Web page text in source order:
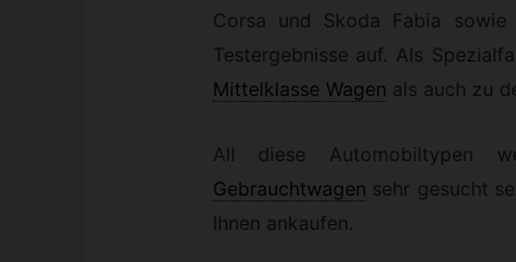
Corsa und Skoda Fabia
Testergebnisse auf. Als
Mittelklasse Wagen als auch zu
All diese Automobiltypen
Gebrauchtwagen sehr gesucht
Ihnen ankaufen.